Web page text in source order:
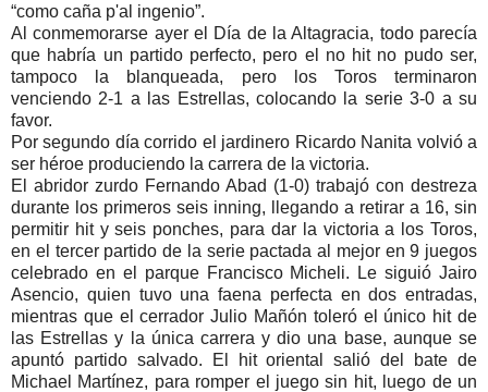
“como caña p'al ingenio”.
Al conmemorarse ayer el Día de la Altagracia, todo parecía
que habría un partido perfecto, pero el no hit no pudo ser,
tampoco la blanqueada, pero los Toros terminaron
venciendo 2-1 a las Estrellas, colocando la serie 3-0 a su
favor.
Por segundo día corrido el jardinero Ricardo Nanita volvió a
ser héroe produciendo la carrera de la victoria.
El abridor zurdo Fernando Abad (1-0) trabajó con destreza
durante los primeros seis inning, llegando a retirar a 16, sin
permitir hit y seis ponches, para dar la victoria a los Toros,
en el tercer partido de la serie pactada al mejor en 9 juegos
celebrado en el parque Francisco Micheli. Le siguió Jairo
Asencio, quien tuvo una faena perfecta en dos entradas,
mientras que el cerrador Julio Mañón toleró el único hit de
las Estrellas y la única carrera y dio una base, aunque se
apuntó partido salvado. El hit oriental salió del bate de
Michael Martínez, para romper el juego sin hit, luego de un